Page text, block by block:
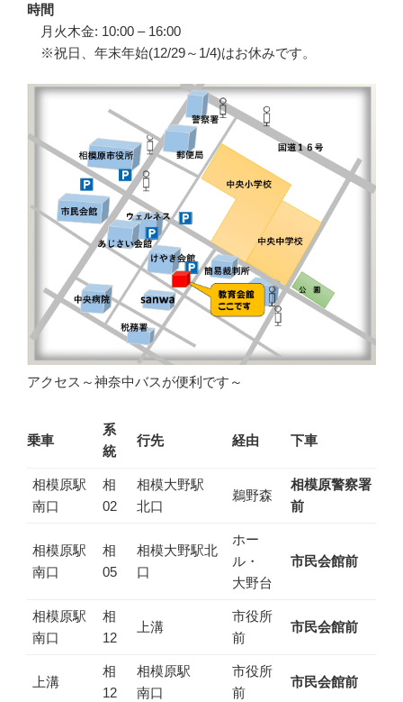
時間
月火木金: 10:00 – 16:00
※祝日、年末年始(12/29～1/4)はお休みです。
アクセス～神奈中バスが便利です～
乗車
系
統
行先 経由 下車
相模原駅
南口
相
02
相模大野駅
北口
鵜野森
相模原警察署
前
相模原駅
南口
相
05
相模大野駅北
口
ホー
ル・
大野台
市民会館前
相模原駅
南口
相
12
上溝
市役所
前
市民会館前
上溝
相
12
相模原駅
南口
市役所
前
市民会館前